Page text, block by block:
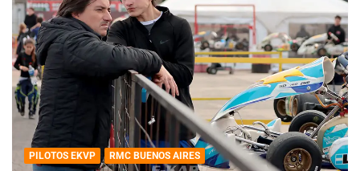
PILOTOS EKVP RMC BUENOS AIRES